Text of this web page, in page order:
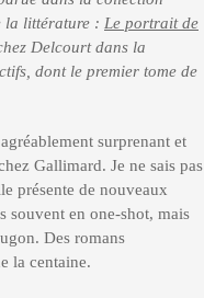
la littérature : Le portrait de
Delcourt dans la
dont le premier tome de
surprenant et
Gallimard. Je ne sais pas
présente de nouveaux
souvent en one-shot, mais
Des romans
la centaine.